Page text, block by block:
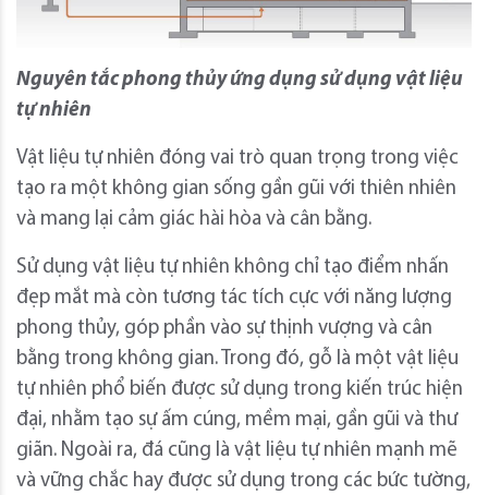
Nguyên tắc phong thủy ứng dụng sử dụng vật liệu
tự nhiên
Vật liệu tự nhiên đóng vai trò quan trọng trong việc
tạo ra một không gian sống gần gũi với thiên nhiên
và mang lại cảm giác hài hòa và cân bằng.
Sử dụng vật liệu tự nhiên không chỉ tạo điểm nhấn
đẹp mắt mà còn tương tác tích cực với năng lượng
phong thủy, góp phần vào sự thịnh vượng và cân
bằng trong không gian. Trong đó, gỗ là một vật liệu
tự nhiên phổ biến được sử dụng trong kiến trúc hiện
đại, nhằm tạo sự ấm cúng, mềm mại, gần gũi và thư
giãn. Ngoài ra, đá cũng là vật liệu tự nhiên mạnh mẽ
và vững chắc hay được sử dụng trong các bức tường,